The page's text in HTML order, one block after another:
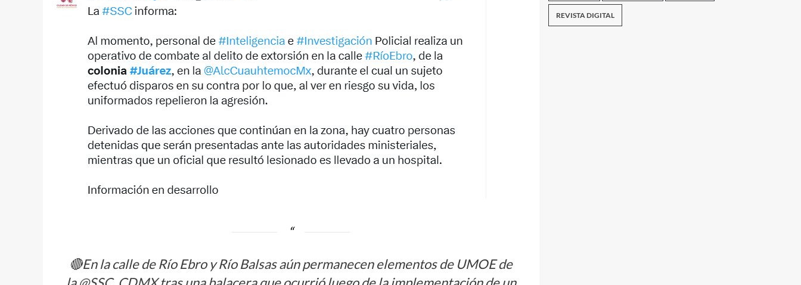
🔴En la calle de Río Ebro y Río Balsas aún permanecen elementos de UMOE de
REVISTA DIGITAL